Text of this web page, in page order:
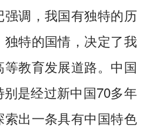
调，我国有独特的历
特的国情，决定了我
教育发展道路。中国
是经过新中国70多年
出一条具有中国特色